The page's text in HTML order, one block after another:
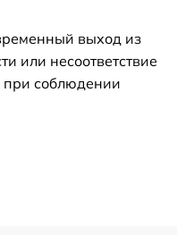
выход из
или несоответствие
соблюдении